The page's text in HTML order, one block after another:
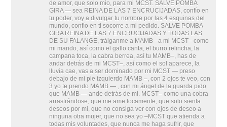
de amor, que solo mio, para mi MCST. SALVE POMBA
GIRA — sea REINA DE LAS 7 ENCRUCIJADAS, confío en
tu poder, voy a divulgar tu nombre por las 4 esquinas del
mundo, confío en ti socorre a mi pedido. SALVE POMBA
GIRA REINA DE LAS 7 ENCRUCIJADAS Y TODAS LAS
DE SU FALANGE, tráiganme a MAMB –a mi MCST– como
mi marido, así como el gallo canta, el burro relincha, la
campana toca, la cabra berrea, así tu MAMB–, has de
andar detrás de mi MCST–, así como el sol aparece, la
lluvia cae, vas a ser dominado por mi MCST — preso
debajo de mi pie izquierdo MAMB –, con 2 ojos te veo, con
3 yo te prendo MAMB — , con mi ángel de la guarda pido
que MAMB — ande detrás de mi. MCST– como una cobra
arrastrándose, que me ame locamente, que solo sienta
deseos por mi, que no consiga ver con ojos de deseo a
ninguna otra mujer, que no sea yo –MCST que atienda a
todas mis voluntades, que nunca me haga sufrir, que